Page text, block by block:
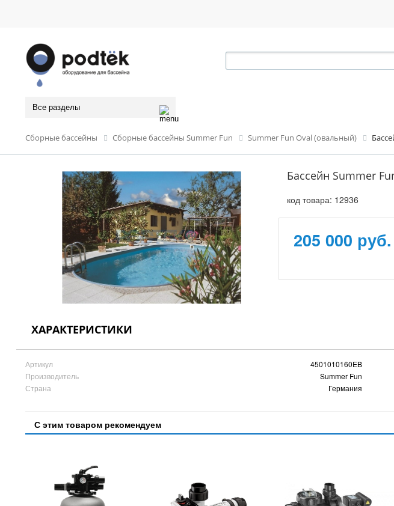
Все разделы
Сборные бассейны Сборные бассейны Summer Fun Summer Fun Oval (овальный)
Бассейн Summer
код товара: 12936
205 000 руб.
ХАРАКТЕРИСТИКИ
Артикул
4501010160EB
Производитель
Summer Fun
Страна
Германия
С этим товаром рекомендуем